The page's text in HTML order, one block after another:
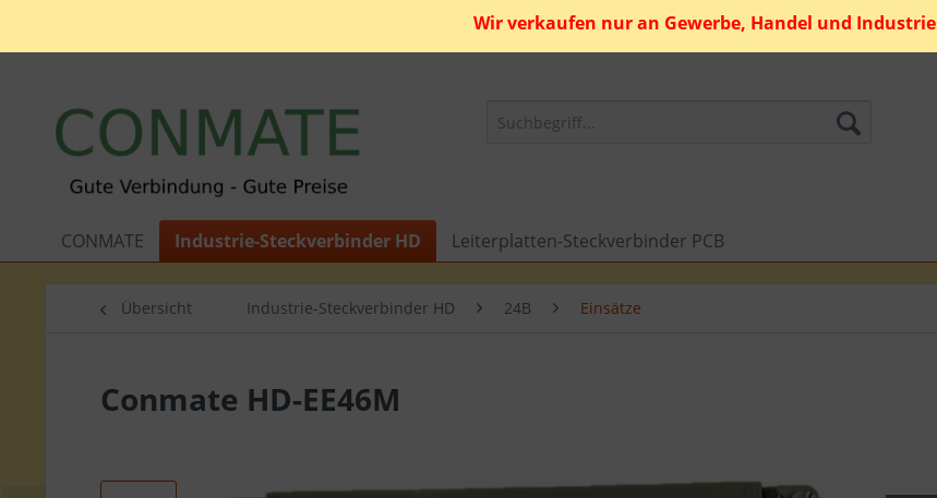
Wir verkaufen nur an Gewerbe, Handel und Industrie
CONMATE Industrie-Steckverbinder HD Leiterplatten-Steckverbinder PCB
Übersicht Industrie-Steckverbinder HD 24B Einsätze
Conmate HD-EE46M